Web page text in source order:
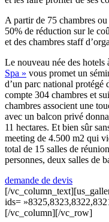
A partir de 75 chambres
50% de réduction sur le
et des chambres staff
Le nouveau née des hotels
Spa » vous promet un
d’un parc national protégé
compte 304 chambres et
chambres associent une
avec un balcon privé
11 hectares. Et bien sûr
meeting de 4.500 m2 qui
total de 15 salles de
personnes, deux salles de
demande de devis
[/
ids=
[/vc_column][/vc_row]